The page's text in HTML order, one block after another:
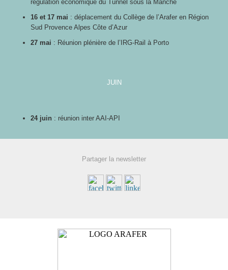
régulation économique du Tunnel sous la Manche
16 et 17 mai : déplacement du Collège de l’Arafer en Région
Sud Provence Alpes Côte d’Azur
27 mai : Réunion plénière de l’IRG-Rail à Porto
JUIN
24 juin : réunion inter AAI-API
Partager la newsletter